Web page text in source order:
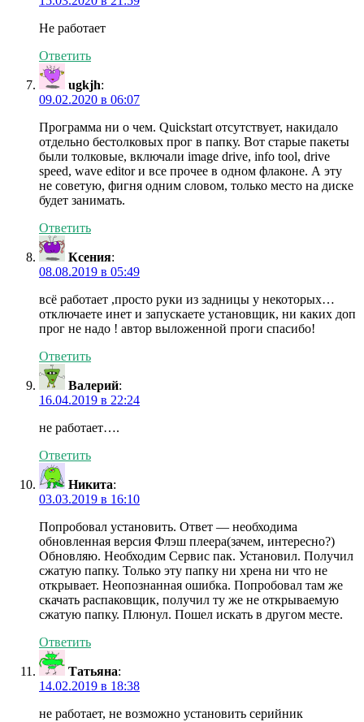
Не работает
Ответить
ugkjh:
09.02.2020 в 06:07
Программа ни о чем. Quickstart отсутствует, накидало
отдельно бестолковых прог в папку. Вот старые пакеты
были толковые, включали image drive, info tool, drive
speed, wave editor и все прочее в одном флаконе. А эту
не советую, фигня одним словом, только место на диске
будет занимать.
Ответить
Ксения:
08.08.2019 в 05:49
всё работает ,просто руки из задницы у некоторых…
отключаете инет и запускаете установщик, ни каких доп
прог не надо ! автор выложенной проги спасибо!
Ответить
Валерий:
16.04.2019 в 22:24
не работает….
Ответить
Никита:
03.03.2019 в 16:10
Попробовал установить. Ответ — необходима
обновленная версия Флэш плеера(зачем, интересно?)
Обновляю. Необходим Сервис пак. Установил. Получил
сжатую папку. Только эту папку ни хрена ни что не
открывает. Неопознанная ошибка. Попробовал там же
скачать распаковщик, получил ту же не открываемую
сжатую папку. Плюнул. Пошел искать в другом месте.
Ответить
Татьяна:
14.02.2019 в 18:38
не работает, не возможно установить серийник